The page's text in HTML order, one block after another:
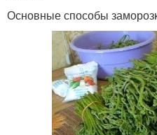
Основные способы